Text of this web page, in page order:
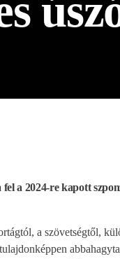
a 2024-re kapott
a szövetségtől,